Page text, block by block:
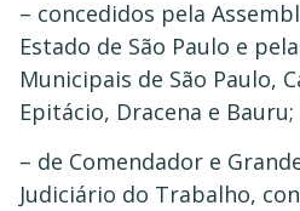
– concedidos pela
Estado de São Paulo e
Municipais de São Paulo,
Epitácio, Dracena e Bauru;
– de Comendador e
Judiciário do Trabalho,